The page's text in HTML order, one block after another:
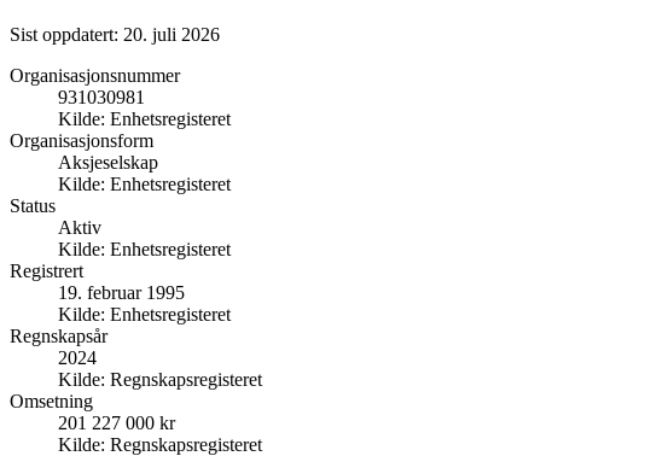
Sist oppdatert: 20. juli 2026
Organisasjonsnummer
931030981
Kilde: Enhetsregisteret
Organisasjonsform
Aksjeselskap
Kilde: Enhetsregisteret
Status
Aktiv
Kilde: Enhetsregisteret
Registrert
19. februar 1995
Kilde: Enhetsregisteret
Regnskapsår
2024
Kilde: Regnskapsregisteret
Omsetning
201 227 000 kr
Kilde: Regnskapsregisteret